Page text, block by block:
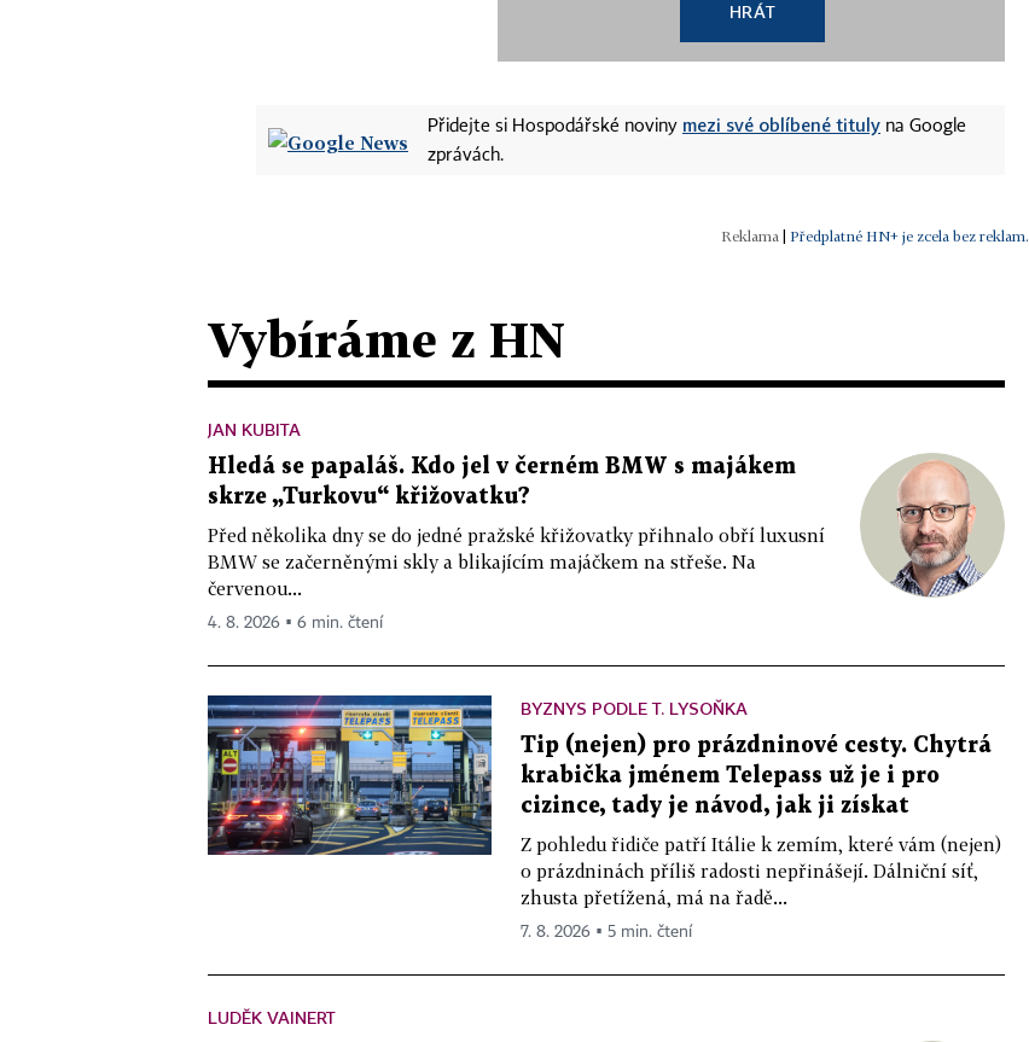
HRÁT
Přidejte si Hospodářské noviny mezi své oblíbené tituly na Google
zprávách.
Předplatné HN+ je zcela bez reklam.
Vybíráme z HN
JAN KUBITA
Hledá se papaláš. Kdo jel v černém BMW s majákem
skrze „Turkovu“ křižovatku?
Před několika dny se do jedné pražské křižovatky přihnalo obří luxusní
BMW se začerněnými skly a blikajícím majáčkem na střeše. Na
červenou...
4. 8. 2026 ▪ 6 min. čtení
BYZNYS PODLE T. LYSOŇKA
Tip (nejen) pro prázdninové cesty. Chytrá
krabička jménem Telepass už je i pro
cizince, tady je návod, jak ji získat
Z pohledu řidiče patří Itálie k zemím, které vám (nejen)
o prázdninách příliš radosti nepřinášejí. Dálniční síť,
zhusta přetížená, má na řadě...
7. 8. 2026 ▪ 5 min. čtení
LUDĚK VAINERT